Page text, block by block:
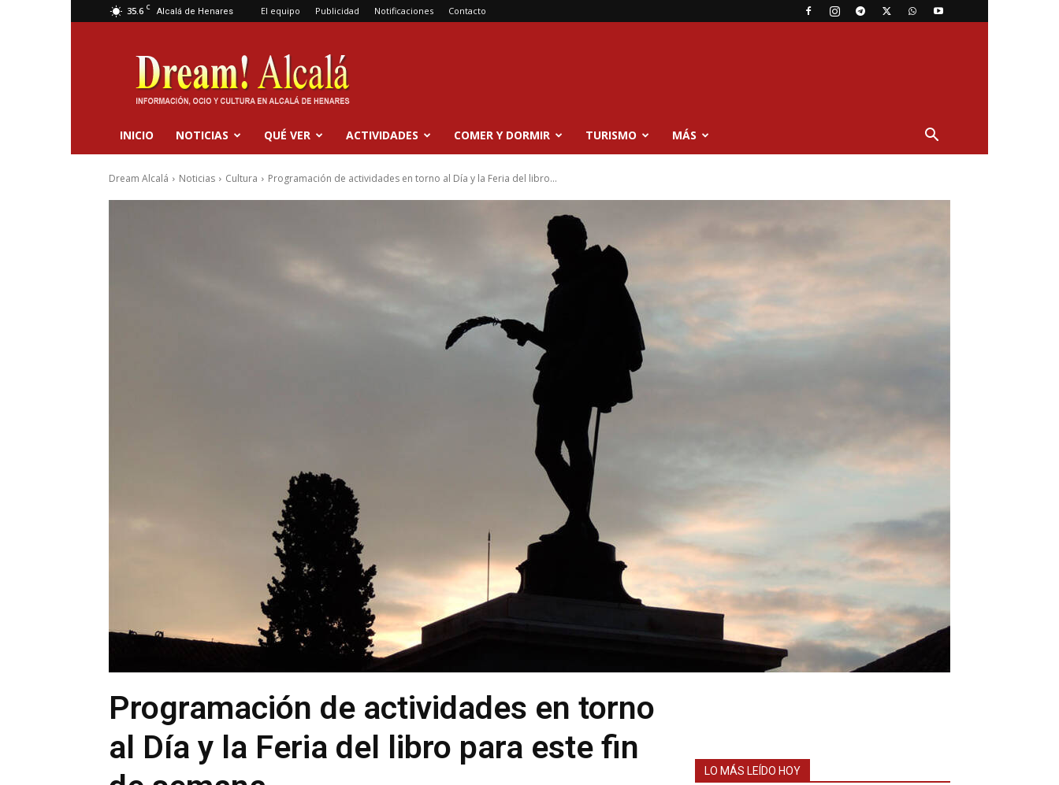
35.6 C Alcalá de Henares El equipo Publicidad Notificaciones Contacto
Dream
Alcalá
INICIO NOTICIAS QUÉ VER ACTIVIDADES COMER Y DORMIR TURISMO MÁS
Dream Alcalá Noticias Cultura Programación de actividades en torno al Día y la Feria del libro...
Programación de actividades en torno
al Día y la Feria del libro para este fin
LO MÁS LEÍDO HOY